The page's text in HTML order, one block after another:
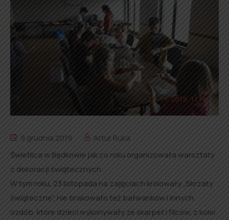
9 grudnia 2019
Artur Ruka
Świetlica w Będkowie jak co roku organizowała warsztaty
z dekoracji świątecznych.
W tym roku, 23 listopada na zajęciach królowały „Skrzaty
świąteczne”, nie brakowało też bałwanków i innych
ozdób. które dzieci wykonywały ze skarpet i filców, z kolei